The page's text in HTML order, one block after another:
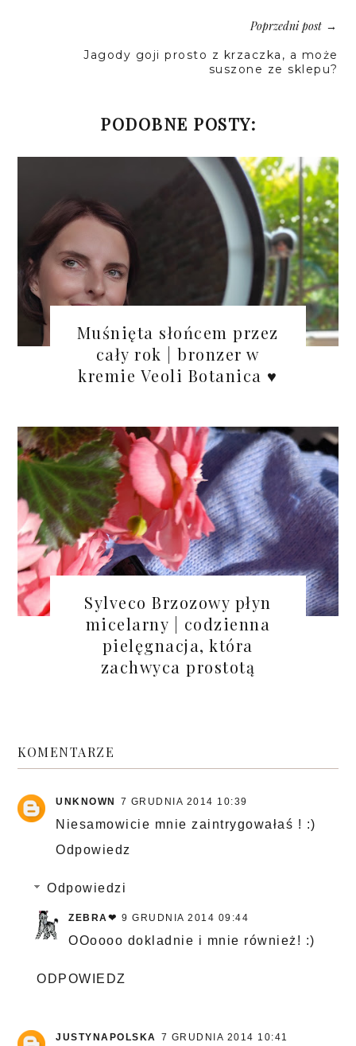
Poprzedni post→
Jagody goji prosto z krzaczka, a może
suszone ze sklepu?
PODOBNE POSTY:
Muśnięta słońcem przez
cały rok | bronzer w
kremie Veoli Botanica ♥
Sylveco Brzozowy płyn
micelarny | codzienna
pielęgnacja, która
zachwyca prostotą
KOMENTARZE
UNKNOWN 7 GRUDNIA 2014 10:39
Niesamowicie mnie zaintrygowałaś ! :)
Odpowiedz
Odpowiedzi
ZEBRA❤ 9 GRUDNIA 2014 09:44
OOoooo dokladnie i mnie również! :)
ODPOWIEDZ
JUSTYNAPOLSKA 7 GRUDNIA 2014 10:41